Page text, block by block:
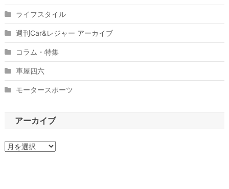
ライフスタイル
週刊Car&レジャー アーカイブ
コラム・特集
車屋四六
モータースポーツ
アーカイブ
ア